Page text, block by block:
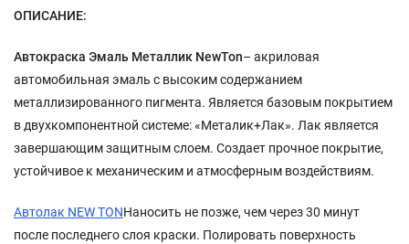
ОПИСАНИЕ:
Автокраска Эмаль Металлик NewTon– акриловая
автомобильная эмаль с высоким содержанием
металлизированного пигмента. Является базовым покрытием
в двухкомпонентной системе: «Металик+Лак». Лак является
завершающим защитным слоем. Создает прочное покрытие,
устойчивое к механическим и атмосферным воздействиям.
Автолак NEW TONНаносить не позже, чем через 30 минут
после последнего слоя краски. Полировать поверхность